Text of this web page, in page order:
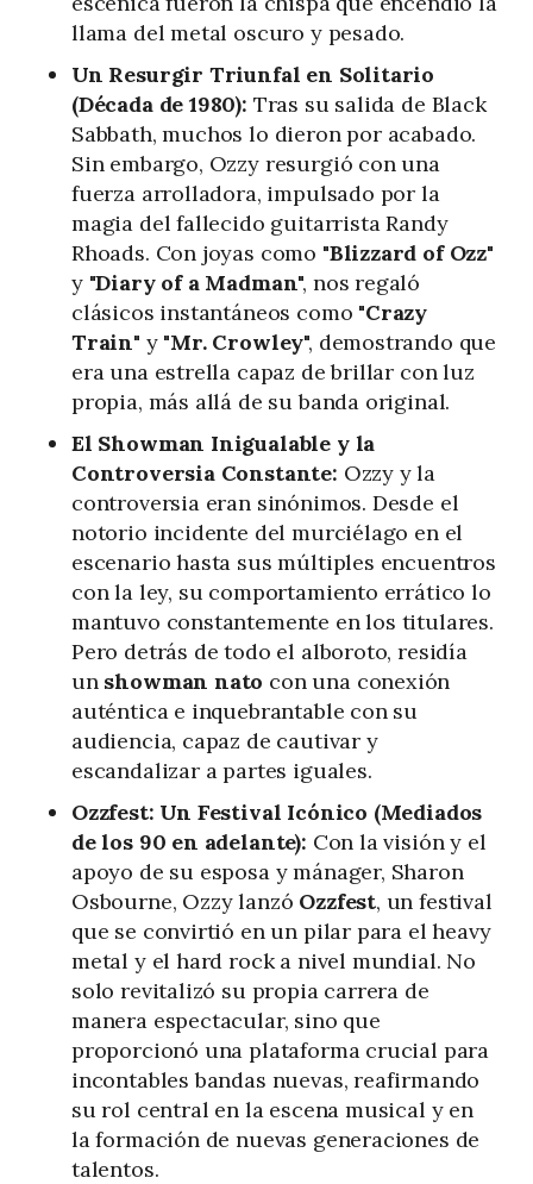
llama del metal oscuro y pesado.
Un Resurgir Triunfal en Solitario
(Década de 1980): Tras su salida de Black
Sabbath, muchos lo dieron por acabado.
Sin embargo, Ozzy resurgió con una
fuerza arrolladora, impulsado por la
magia del fallecido guitarrista Randy
Rhoads. Con joyas como "Blizzard of Ozz"
y "Diary of a Madman", nos regaló
clásicos instantáneos como "Crazy
Train" y "Mr. Crowley", demostrando que
era una estrella capaz de brillar con luz
propia, más allá de su banda original.
El Showman Inigualable y la
Controversia Constante: Ozzy y la
controversia eran sinónimos. Desde el
notorio incidente del murciélago en el
escenario hasta sus múltiples encuentros
con la ley, su comportamiento errático lo
mantuvo constantemente en los titulares.
Pero detrás de todo el alboroto, residía
un showman nato con una conexión
auténtica e inquebrantable con su
audiencia, capaz de cautivar y
escandalizar a partes iguales.
Ozzfest: Un Festival Icónico (Mediados
de los 90 en adelante): Con la visión y el
apoyo de su esposa y mánager, Sharon
Osbourne, Ozzy lanzó Ozzfest, un festival
que se convirtió en un pilar para el heavy
metal y el hard rock a nivel mundial. No
solo revitalizó su propia carrera de
manera espectacular, sino que
proporcionó una plataforma crucial para
incontables bandas nuevas, reafirmando
su rol central en la escena musical y en
la formación de nuevas generaciones de
talentos.